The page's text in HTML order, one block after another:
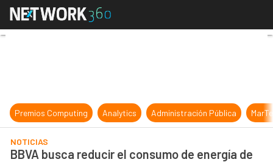
BBVA busca reducir el consumo
Premios Computing Analytics Administración Pública
NOTICIAS
BBVA busca reducir el consumo de energía de